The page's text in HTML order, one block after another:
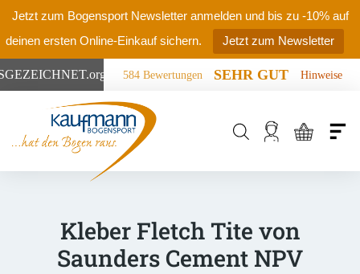
Jetzt zum Bogensport Newsletter anmelden und bis zu -10% auf
deinen ersten Online-Einkauf sichern.
Jetzt zum Newsletter
.org 584 Bewertungen SEHR GUT Hinweise
Products
search
Kleber Fletch Tite von
Saunders Cement NPV